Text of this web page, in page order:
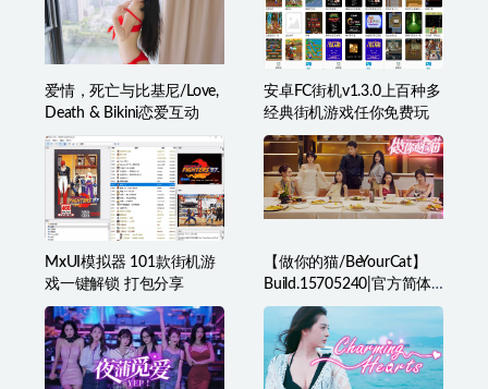
爱情，死亡与比基尼/Love,
Death & Bikini恋爱互动
安卓FC街机v1.3.0上百种多
经典街机游戏任你免费玩
MxUI模拟器 101款街机游
戏一键解锁 打包分享
【做你的猫/BeYourCat】
Build.15705240|官方简体
中文|